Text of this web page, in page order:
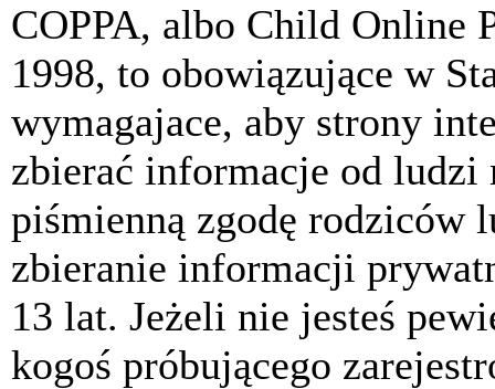
COPPA, albo Child Online
1998, to obowiązujące w
wymagajace, aby strony
zbierać informacje od
piśmienną zgodę rodziców
zbieranie informacji
13 lat. Jeżeli nie jesteś
kogoś próbującego